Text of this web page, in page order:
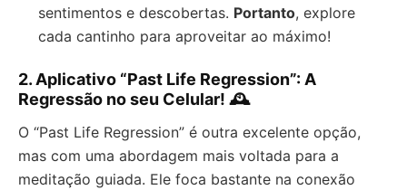
sentimentos e descobertas. Portanto, explore
cada cantinho para aproveitar ao máximo!
2. Aplicativo “Past Life Regression”: A
Regressão no seu Celular! 🕰️
O “Past Life Regression” é outra excelente opção,
mas com uma abordagem mais voltada para a
meditação guiada. Ele foca bastante na conexão